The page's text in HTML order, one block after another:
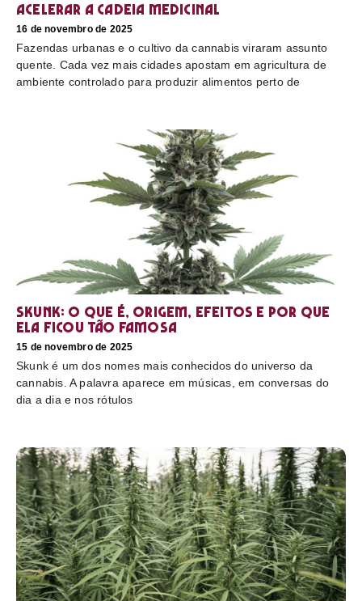
acelerar a cadeia medicinal
16 de novembro de 2025
Fazendas urbanas e o cultivo da cannabis viraram assunto
quente. Cada vez mais cidades apostam em agricultura de
ambiente controlado para produzir alimentos perto de
Skunk: o que é, origem, efeitos e por que
ela ficou tão famosa
15 de novembro de 2025
Skunk é um dos nomes mais conhecidos do universo da
cannabis. A palavra aparece em músicas, em conversas do
dia a dia e nos rótulos